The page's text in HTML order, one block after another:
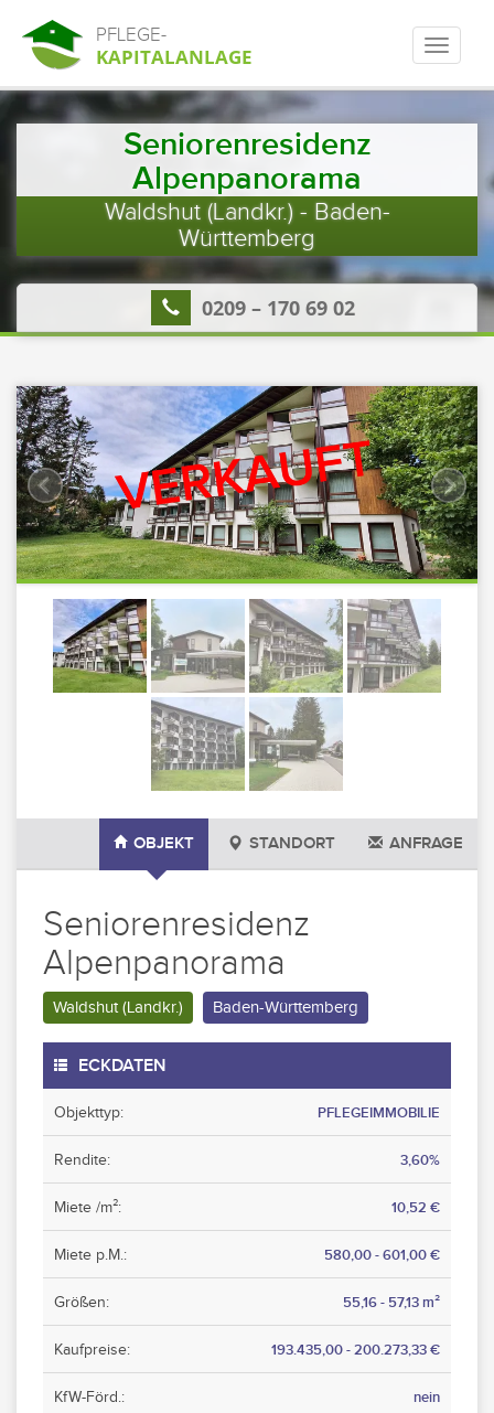
PFLEGE-
KAPITALANLAGE
Seniorenresidenz
Alpenpanorama
Waldshut (Landkr.) - Baden-
Württemberg
0209 – 170 69 02
OBJEKT STANDORT ANFRAGE
Seniorenresidenz
Alpenpanorama
Waldshut (Landkr.) Baden-Württemberg
ECKDATEN
Objekttyp: PFLEGEIMMOBILIE
Rendite: 3,60%
Miete /m²: 10,52 €
Miete p.M.: 580,00 - 601,00 €
Größen: 55,16 - 57,13 m²
Kaufpreise: 193.435,00 - 200.273,33 €
KfW-Förd.: nein